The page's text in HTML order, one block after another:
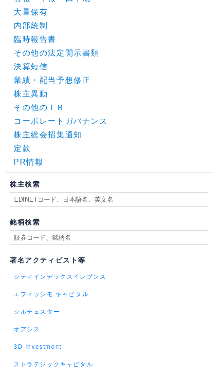
大量保有
内部統制
臨時報告書
その他の法定開示書類
決算短信
業績・配当予想修正
株主異動
その他のＩＲ
コーポレートガバナンス
株主総会招集通知
定款
PR情報
株主検索
銘柄検索
著名アクティビスト等
シティインデックスイレブンス
エフィッシモ キャピタル
シルチェスター
オアシス
3D Investment
ストラテジックキャピタル